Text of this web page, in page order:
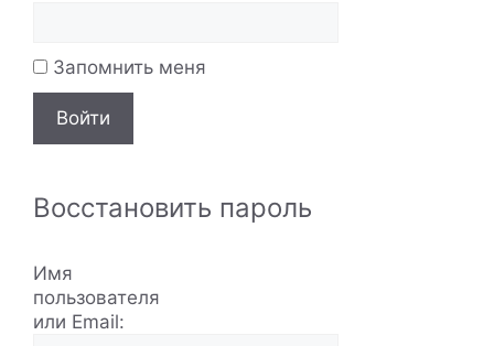
Запомнить меня
Войти
Восстановить пароль
Имя
пользователя
или Email: